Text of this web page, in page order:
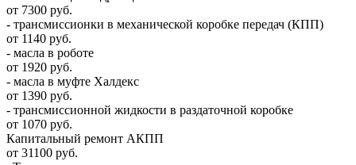
от 7300 руб.
- трансмиссионки в механической коробке передач (КПП)
от 1140 руб.
- масла в роботе
от 1920 руб.
- масла в муфте Халдекс
от 1390 руб.
- трансмиссионной жидкости в раздаточной коробке
от 1070 руб.
Капитальный ремонт АКПП
от 31100 руб.